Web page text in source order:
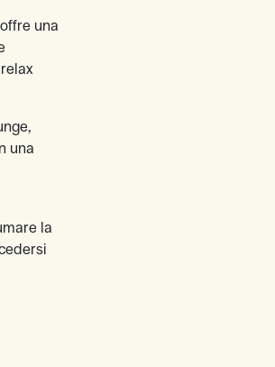
una
una
la